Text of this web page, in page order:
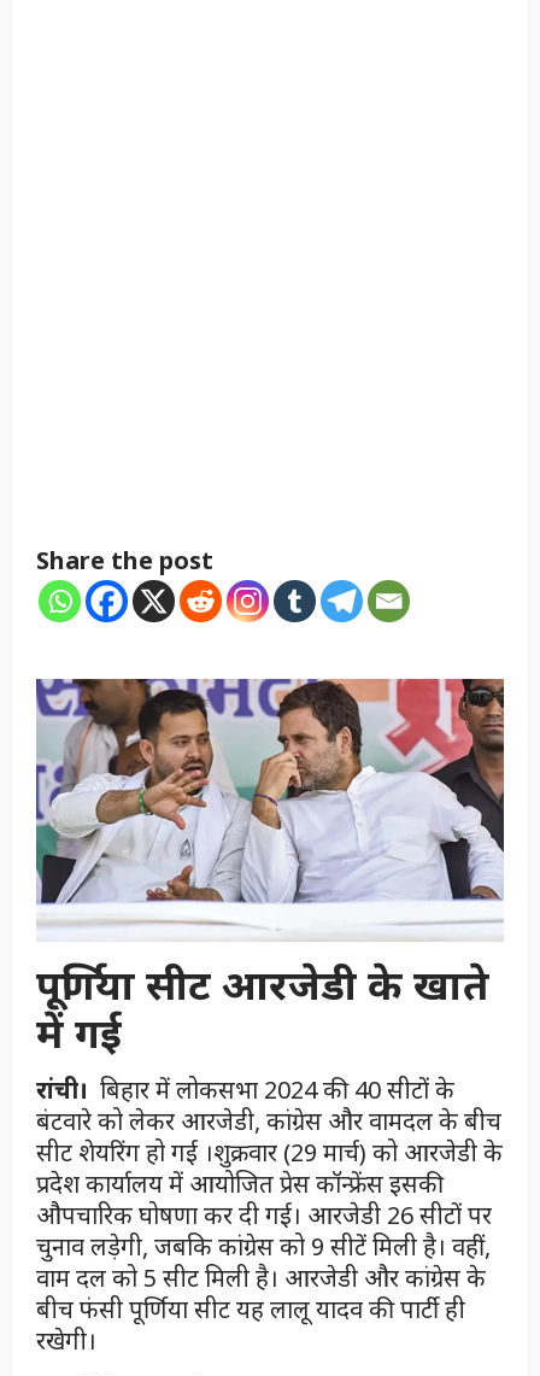
Share the post
पूर्णिया सीट आरजेडी के खाते
में गई
रांची। बिहार में लोकसभा 2024 की 40 सीटों के
बंटवारे को लेकर आरजेडी, कांग्रेस और वामदल के बीच
सीट शेयरिंग हो गई ।शुक्रवार (29 मार्च) को आरजेडी के
प्रदेश कार्यालय में आयोजित प्रेस कॉन्फ्रेंस इसकी
औपचारिक घोषणा कर दी गई। आरजेडी 26 सीटों पर
चुनाव लड़ेगी, जबकि कांग्रेस को 9 सीटें मिली है। वहीं,
वाम दल को 5 सीट मिली है। आरजेडी और कांग्रेस के
बीच फंसी पूर्णिया सीट यह लालू यादव की पार्टी ही
रखेगी।